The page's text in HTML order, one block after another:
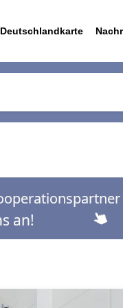
Deutschlandkarte